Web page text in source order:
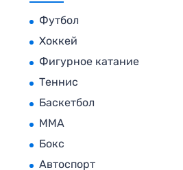
Футбол
Хоккей
Фигурное катание
Теннис
Баскетбол
MMA
Бокс
Автоспорт